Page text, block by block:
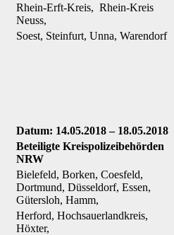
Rhein-Erft-Kreis, Rhein-Kreis
Neuss,
Soest, Steinfurt, Unna, Warendorf
Datum: 14.05.2018 – 18.05.2018
Beteiligte Kreispolizeibehörden
NRW
Bielefeld, Borken, Coesfeld,
Dortmund, Düsseldorf, Essen,
Gütersloh, Hamm,
Herford, Hochsauerlandkreis,
Höxter,